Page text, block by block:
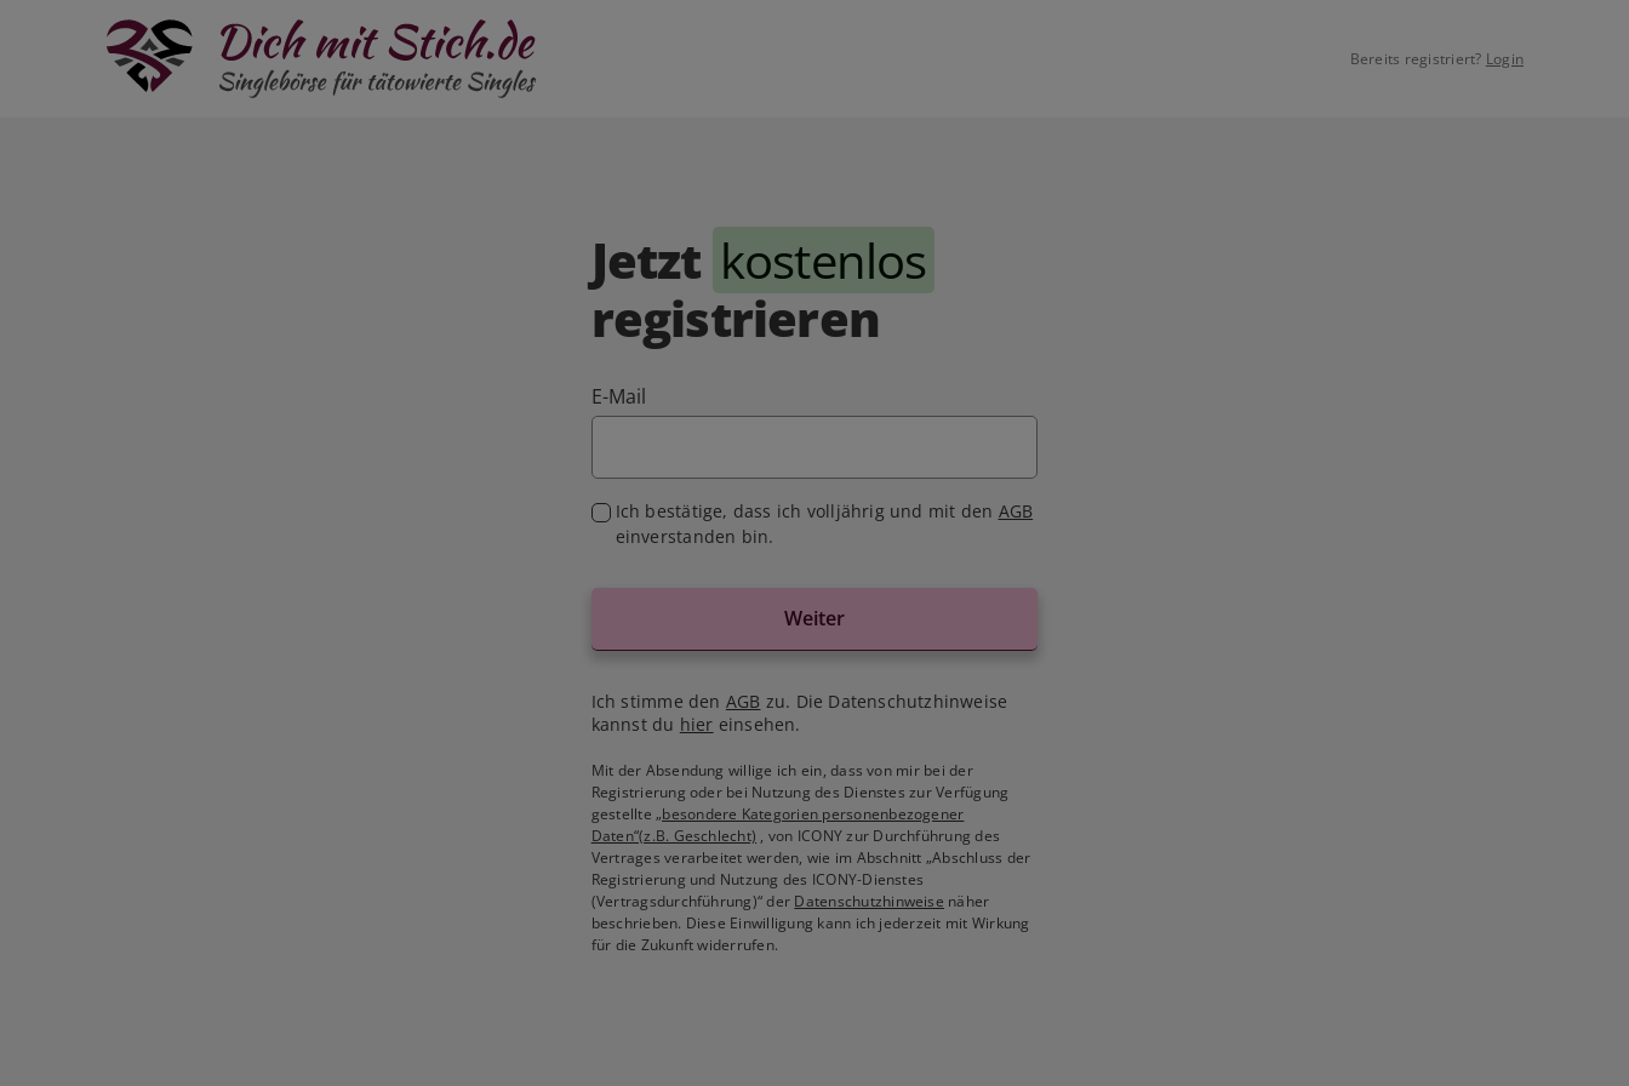
Bereits registriert? Login
Jetzt kostenlos
registrieren
E-Mail
Ich bestätige, dass ich volljährig und mit den AGB
einverstanden bin.
Weiter
Ich stimme den AGB zu. Die Datenschutzhinweise
kannst du hier einsehen.
Mit der Absendung willige ich ein, dass von mir bei der
Registrierung oder bei Nutzung des Dienstes zur Verfügung
gestellte„besondere Kategorien personenbezogener
Daten“(z.B. Geschlecht) , von ICONY zur Durchführung des
Vertrages verarbeitet werden, wie im Abschnitt „Abschluss der
Registrierung und Nutzung des ICONY-Dienstes
(Vertragsdurchführung)“ der Datenschutzhinweise näher
beschrieben. Diese Einwilligung kann ich jederzeit mit Wirkung
für die Zukunft widerrufen.